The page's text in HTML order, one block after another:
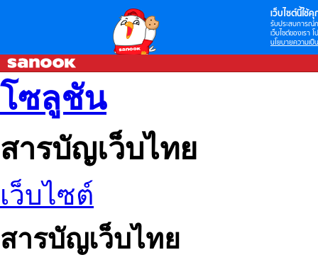
เว็บไซต์นี้ใช้คุ
รับประสบการณ์
เว็บไซต์ของเรา
นโยบายความเป็
โซลูชัน
สารบัญเว็บไทย
เว็บไซต์
สารบัญเว็บไทย